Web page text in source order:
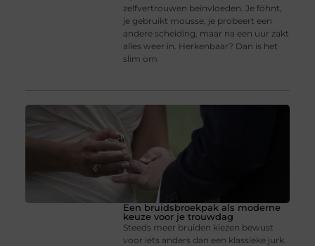
zelfvertrouwen beïnvloeden. Je föhnt,
je gebruikt mousse, je probeert een
andere scheiding, maar na een uur zakt
alles weer in. Herkenbaar? Dan is het
slim om
Een bruidsbroekpak als moderne
keuze voor je trouwdag
Steeds meer bruiden kiezen bewust
voor iets anders dan een klassieke jurk.